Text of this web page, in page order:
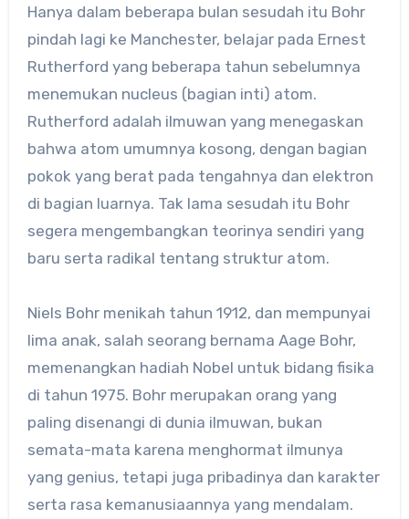
Hanya dalam beberapa bulan sesudah itu Bohr
pindah lagi ke Manchester, belajar pada Ernest
Rutherford yang beberapa tahun sebelumnya
menemukan nucleus (bagian inti) atom.
Rutherford adalah ilmuwan yang menegaskan
bahwa atom umumnya kosong, dengan bagian
pokok yang berat pada tengahnya dan elektron
di bagian luarnya. Tak lama sesudah itu Bohr
segera mengembangkan teorinya sendiri yang
baru serta radikal tentang struktur atom.
Niels Bohr menikah tahun 1912, dan mempunyai
lima anak, salah seorang bernama Aage Bohr,
memenangkan hadiah Nobel untuk bidang fisika
di tahun 1975. Bohr merupakan orang yang
paling disenangi di dunia ilmuwan, bukan
semata-mata karena menghormat ilmunya
yang genius, tetapi juga pribadinya dan karakter
serta rasa kemanusiaannya yang mendalam.